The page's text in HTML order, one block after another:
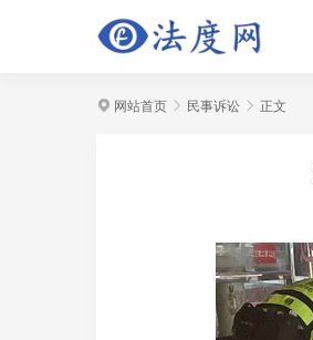
 网站首页  民事诉讼  正文